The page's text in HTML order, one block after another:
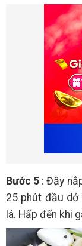
Bước 5 : Đậy
25 phút đầu dở
lá. Hấp đến khi